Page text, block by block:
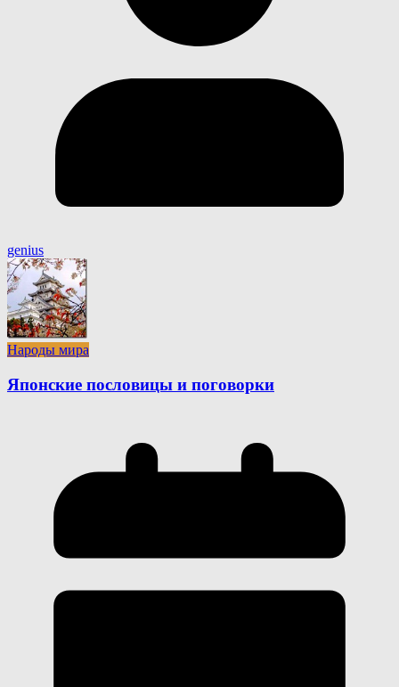
genius
Народы мира
Японские пословицы и поговорки